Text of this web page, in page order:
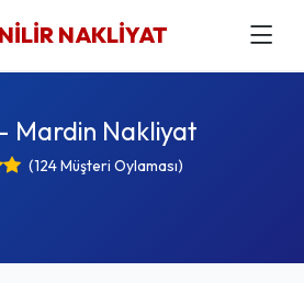
NAKLİYAT
Mardin Nakliyat
(124 Müşteri Oylaması)